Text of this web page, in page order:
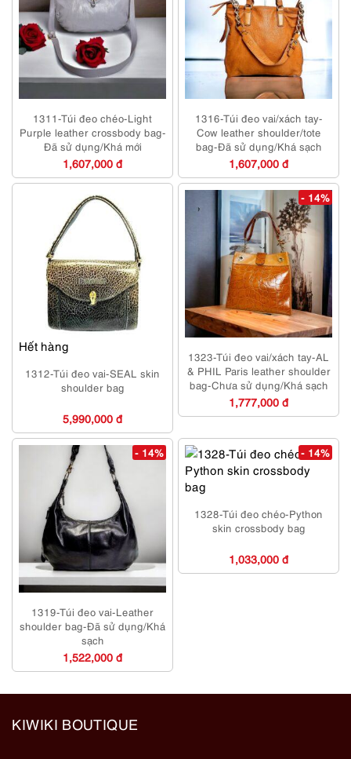
1311-Túi đeo chéo-Light
Purple leather crossbody bag-
Đã sử dụng/Khá mới
1,607,000 đ
1316-Túi đeo vai/xách tay-
Cow leather shoulder/tote
bag-Đã sử dụng/Khá sạch
1,607,000 đ
Hết hàng
1312-Túi đeo vai-SEAL skin
shoulder bag
5,990,000 đ
- 14%
1323-Túi đeo vai/xách tay-AL
& PHIL Paris leather shoulder
bag-Chưa sử dụng/Khá sạch
1,777,000 đ
- 14%
1319-Túi đeo vai-Leather
shoulder bag-Đã sử dụng/Khá
sạch
1,522,000 đ
- 14%
1328-Túi đeo chéo-Python
skin crossbody bag
1,033,000 đ
KIWIKI BOUTIQUE